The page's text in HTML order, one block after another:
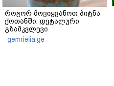
როგორ მოვიყვანოთ პიტნა
ქოთანში: დეტალური
გზამკვლევი
gemrielia.ge